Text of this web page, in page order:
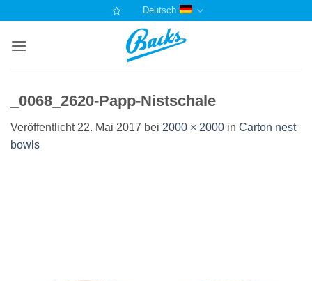
springen
Deutsch
_0068_2620-Papp-Nistschale
Veröffentlicht 22. Mai 2017 bei 2000 × 2000 in Carton nest
bowls